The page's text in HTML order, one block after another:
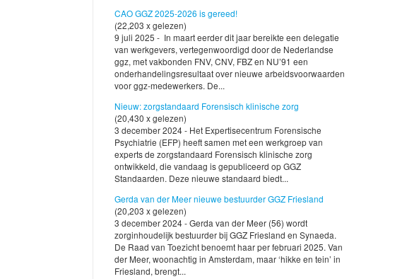
CAO GGZ 2025-2026 is gereed!
(22,203 x gelezen)
9 juli 2025 - In maart eerder dit jaar bereikte een delegatie
van werkgevers, vertegenwoordigd door de Nederlandse
ggz, met vakbonden FNV, CNV, FBZ en NU’91 een
onderhandelingsresultaat over nieuwe arbeidsvoorwaarden
voor ggz-medewerkers. De...
Nieuw: zorgstandaard Forensisch klinische zorg
(20,430 x gelezen)
3 december 2024 - Het Expertisecentrum Forensische
Psychiatrie (EFP) heeft samen met een werkgroep van
experts de zorgstandaard Forensisch klinische zorg
ontwikkeld, die vandaag is gepubliceerd op GGZ
Standaarden. Deze nieuwe standaard biedt...
Gerda van der Meer nieuwe bestuurder GGZ Friesland
(20,203 x gelezen)
3 december 2024 - Gerda van der Meer (56) wordt
zorginhoudelijk bestuurder bij GGZ Friesland en Synaeda.
De Raad van Toezicht benoemt haar per februari 2025. Van
der Meer, woonachtig in Amsterdam, maar ‘hikke en tein’ in
Friesland, brengt...